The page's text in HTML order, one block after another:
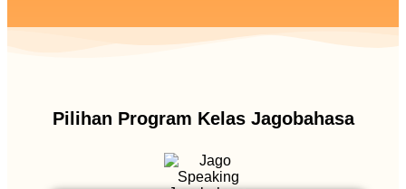
Pilihan Program Kelas Jagobahasa